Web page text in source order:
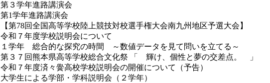
第３学年進路講演会
第1学年進路講演会
【第78回全国高等学校陸上競技対校選手権大会南九州地区予選大会】
令和７年度学校説明会について
１学年 総合的な探究の時間 ～数値データを見て問いを立てる～
第３７回熊本県高等学校総合文化祭 「 輝け、個性と夢の交差点。 」
令和７年度済々黌高校学校説明会の開催について（予告）
大学生による学部・学科説明会（２学年）